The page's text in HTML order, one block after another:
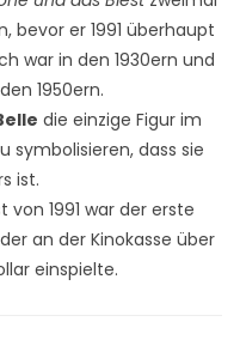
bevor er 1991 überhaupt
war in den 1930ern und
1950ern.
die einzige Figur im
symbolisieren, dass sie
ist.
von 1991 war der erste
an der Kinokasse über
einspielte.